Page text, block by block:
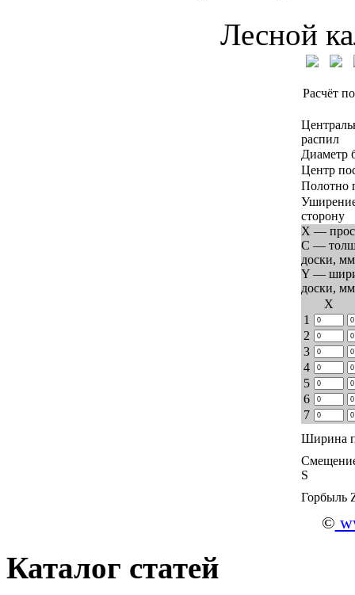
Лесной
Расчёт
распил
Диаметр
Центр
Полотно
сторону
X —
C —
доски, мм
Y —
доски, мм
Х
1
2
3
4
5
6
7
Ширина
S
Горбыль
©
Каталог статей